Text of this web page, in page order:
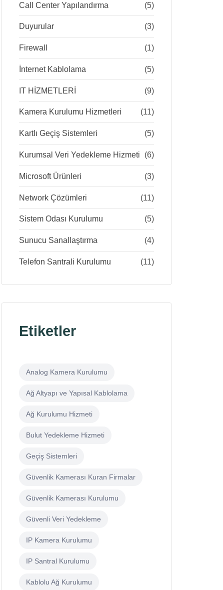
Call Center Yapılandırma (5)
Duyurular (3)
Firewall (1)
İnternet Kablolama (5)
IT HİZMETLERİ (9)
Kamera Kurulumu Hizmetleri (11)
Kartlı Geçiş Sistemleri (5)
Kurumsal Veri Yedekleme Hizmeti (6)
Microsoft Ürünleri (3)
Network Çözümleri (11)
Sistem Odası Kurulumu (5)
Sunucu Sanallaştırma (4)
Telefon Santrali Kurulumu (11)
Etiketler
Analog Kamera Kurulumu
Ağ Altyapı ve Yapısal Kablolama
Ağ Kurulumu Hizmeti
Bulut Yedekleme Hizmeti
Geçiş Sistemleri
Güvenlik Kamerası Kuran Firmalar
Güvenlik Kamerası Kurulumu
Güvenli Veri Yedekleme
IP Kamera Kurulumu
IP Santral Kurulumu
Kablolu Ağ Kurulumu